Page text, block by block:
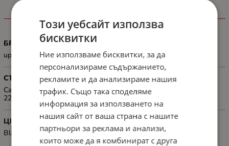
ХАРАКТЕРИСТИКИ
БРОЙ СТРАНИЦИ
up to 2400 pages
СЪВМЕСТИМОСТ
Canon i-SENSYS MF-211/MF-212W/MF-216N/MF-217W/MF-
226DN/MF-229DW
ЦВЯТ
Black
Този уебсайт използва
бисквитки
Ние използваме бисквитки, за да
персонализираме съдържанието,
рекламите и да анализираме нашия
трафик. Също така споделяме
информация за използването на
нашия сайт от ваша страна с нашите
партньори за реклама и анализи,
които може да я комбинират с друга